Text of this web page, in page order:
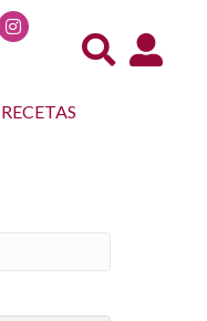
Acceso
RECETAS